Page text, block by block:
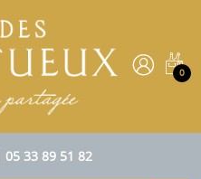
0
05 33 89 51 82